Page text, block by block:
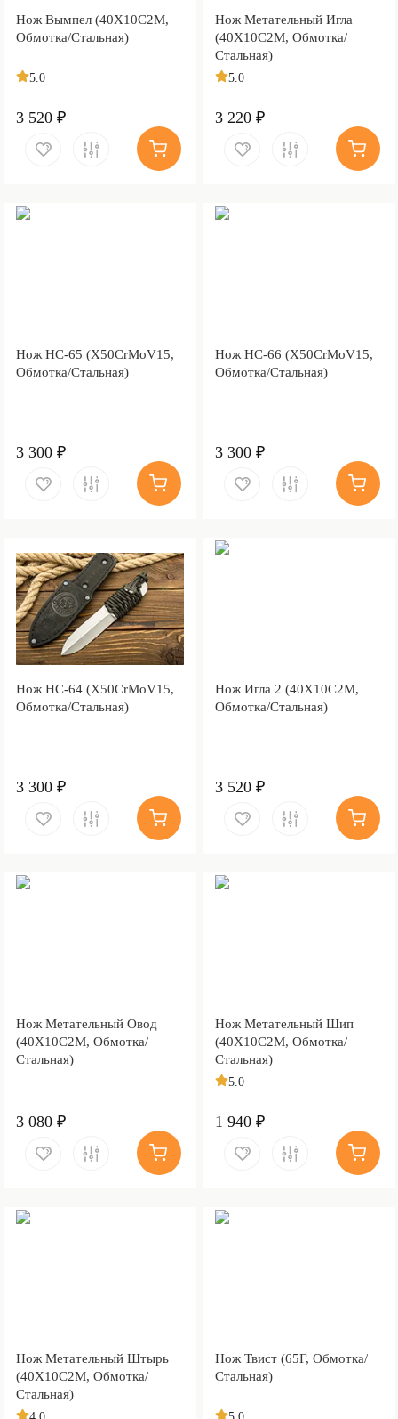
Нож Вымпел (40Х10С2М,
Обмотка/Стальная)
5.0
3 520 ₽
Нож Метательный Игла
(40Х10С2М, Обмотка/
Стальная)
5.0
3 220 ₽
Нож НС-65 (X50CrMoV15,
Обмотка/Стальная)
3 300 ₽
Нож НС-66 (X50CrMoV15,
Обмотка/Стальная)
3 300 ₽
Нож НС-64 (X50CrMoV15,
Обмотка/Стальная)
3 300 ₽
Нож Игла 2 (40Х10С2М,
Обмотка/Стальная)
3 520 ₽
Нож Метательный Овод
(40Х10С2М, Обмотка/
Стальная)
3 080 ₽
Нож Метательный Шип
(40Х10С2М, Обмотка/
Стальная)
5.0
1 940 ₽
Нож Метательный Штырь
(40Х10С2М, Обмотка/
Стальная)
Нож Твист (65Г, Обмотка/
Стальная)